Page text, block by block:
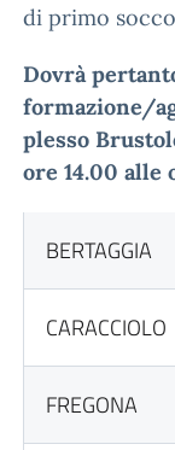
di primo
Dovrà
formazione/
plesso
ore 14.00 alle
BERTAGGIA
CARACCIOLO
FREGONA